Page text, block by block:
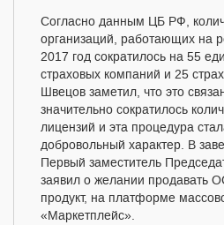
Согласно данным ЦБ РФ,
организаций, работающих на
2017 год сократилось на 55
страховых компаний и 25
Швецов заметил, что это
значительно сократилось
лицензий и эта процедура
добровольный характер. В
Первый заместитель
заявил о желании продавать
продукт, на платформе
«Маркетплейс».